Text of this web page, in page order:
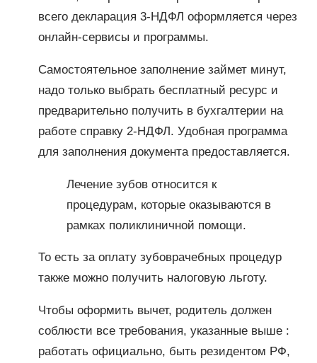
всего декларация 3-НДФЛ оформляется через
онлайн-сервисы и программы.
Самостоятельное заполнение займет минут,
надо только выбрать бесплатный ресурс и
предварительно получить в бухгалтерии на
работе справку 2-НДФЛ. Удобная программа
для заполнения документа предоставляется.
Лечение зубов относится к
процедурам, которые оказываются в
рамках поликлиничной помощи.
То есть за оплату зубоврачебных процедур
также можно получить налоговую льготу.
Чтобы оформить вычет, родитель должен
соблюсти все требования, указанные выше :
работать официально, быть резидентом РФ,